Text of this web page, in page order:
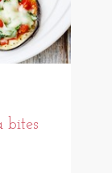
bites